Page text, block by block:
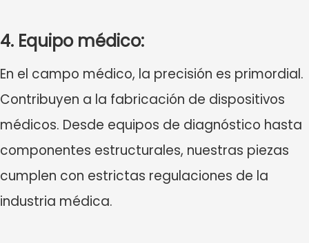
4. Equipo médico:
En el campo médico, la precisión es primordial.
Contribuyen a la fabricación de dispositivos
médicos. Desde equipos de diagnóstico hasta
componentes estructurales, nuestras piezas
cumplen con estrictas regulaciones de la
industria médica.